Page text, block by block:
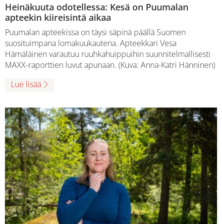
Heinäkuuta odotellessa: Kesä on Puumalan
apteekin kiireisintä aikaa
Puumalan apteekissa on täysi säpinä päällä Suomen
suosituimpana lomakuukautena. Apteekkari Vesa
Hämäläinen varautuu ruuhkahuippuihin suunnitelmallisesti
MAXX-raporttien luvut apunaan. (Kuva: Anna-Katri Hänninen)
Lue lisää